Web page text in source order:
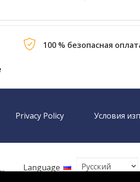
100 % безопасная
Privacy Policy Условия
Language